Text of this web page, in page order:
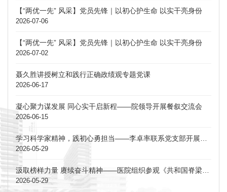
【“两优一先” 风采】党员先锋｜以初心护生命 以实干亮身份
2026-07-06
【“两优一先” 风采】党员先锋｜以初心护生命 以实干亮身份
2026-07-02
聂久胜讲授树立和践行正确政绩观专题党课
2026-06-17
凝心聚力谋发展 同心实干启新程——院领导开展餐叙交流会
2026-06-15
2026-05-29
2026-05-29